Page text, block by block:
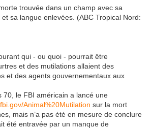
trouvée dans un champ avec sa
sa langue enlevées. (ABC Tropical Nord:
qui - ou quoi - pourrait être
et des mutilations allaient des
et des agents gouvernementaux aux
70, le FBI américain a lancé une
Animal%20Mutilation sur la mort
mais n’a pas été en mesure de conclure
été entravée par un manque de